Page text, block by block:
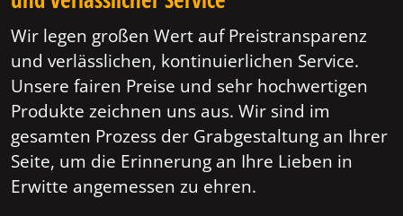
Wir legen großen Wert auf Preistransparenz
und verlässlichen, kontinuierlichen Service.
Unsere fairen Preise und sehr hochwertigen
Produkte zeichnen uns aus. Wir sind im
gesamten Prozess der Grabgestaltung an Ihrer
Seite, um die Erinnerung an Ihre Lieben in
Erwitte angemessen zu ehren.